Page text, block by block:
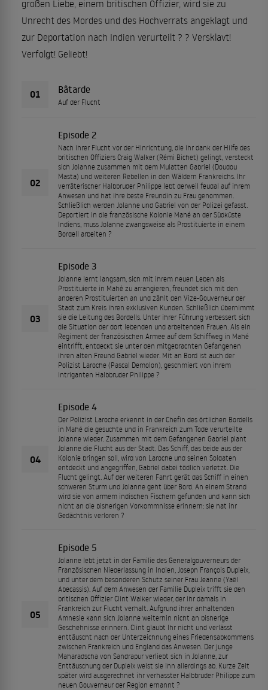
großen Liebe, einem britischen Offizier, wird sie zu
Unrecht des Mordes und des Hochverrats angeklagt und
zur Deportation nach Indien verurteilt ? ? Versklavt!
Verfolgt! Geliebt!
01 Bâtarde
Auf der Flucht
02
Episode 2
Nach ihrer Flucht vor der Hinrichtung, die ihr dank der Hilfe des
britischen Offiziers Craig Walker (Rémi Bichet) gelingt, versteckt
sich Jolanne zusammen mit dem Mulatten Gabriel (Doudou
Masta) und weiteren Rebellen in den Wäldern Frankreichs. Ihr
verräterischer Halbbruder Philippe lebt derweil feudal auf ihrem
Anwesen und hat ihre beste Freundin zu Frau genommen.
Schließlich werden Jolanne und Gabriel von der Polizei gefasst.
Deportiert in die französische Kolonie Mahé an der Südküste
Indiens, muss Jolanne zwangsweise als Prostituierte in einem
Bordell arbeiten ?
03
Episode 3
Jolanne lernt langsam, sich mit ihrem neuen Leben als
Prostituierte in Mahé zu arrangieren, freundet sich mit den
anderen Prostituierten an und zählt den Vize-Gouverneur der
Stadt zum Kreis ihren exklusiven Kunden. Schließlich übernimmt
sie die Leitung des Bordells. Unter ihrer Führung verbessert sich
die Situation der dort lebenden und arbeitenden Frauen. Als ein
Regiment der französischen Armee auf dem Schiffweg in Mahé
eintrifft, entdeckt sie unter den mitgebrachten Gefangenen
ihren alten Freund Gabriel wieder. Mit an Bord ist auch der
Polizist Laroche (Pascal Demolon), geschmiert von ihrem
intriganten Halbbruder Philippe ?
04
Episode 4
Der Polizist Laroche erkennt in der Chefin des örtlichen Bordells
in Mahé die gesuchte und in Frankreich zum Tode verurteilte
Jolanne wieder. Zusammen mit dem Gefangenen Gabriel plant
Jolanne die Flucht aus der Stadt. Das Schiff, das beide aus der
Kolonie bringen soll, wird von Laroche und seinen Soldaten
entdeckt und angegriffen, Gabriel dabei tödlich verletzt. Die
Flucht gelingt. Auf der weiteren Fahrt gerät das Schiff in einen
schweren Sturm und Jolanne geht über Bord. An einem Strand
wird sie von armem indischen Fischern gefunden und kann sich
nicht an die bisherigen Vorkommnisse erinnern: sie hat ihr
Gedächtnis verloren ?
05
Episode 5
Jolanne lebt jetzt in der Familie des Generalgouverneurs der
Französischen Niederlassung in Indien, Joseph François Dupleix,
und unter dem besonderen Schutz seiner Frau Jeanne (Yaël
Abecassis). Auf dem Anwesen der Familie Dupleix trifft sie den
britischen Offizier Clint Walker wieder, der ihr damals in
Frankreich zur Flucht verhalt. Aufgrund ihrer anhaltenden
Amnesie kann sich Jolanne weiterhin nicht an bisherige
Geschehnisse erinnern. Clint glaubt Ihr nicht und verlässt
enttäuscht nach der Unterzeichnung eines Friedensabkommens
zwischen Frankreich und England das Anwesen. Der junge
Maharadscha von Sandrapur verliebt sich in Jolanne, zur
Enttäuschung der Dupleix weist sie ihn allerdings ab. Kurze Zeit
später wird ausgerechnet ihr verhasster Halbbruder Philippe zum
neuen Gouverneur der Region ernannt ?